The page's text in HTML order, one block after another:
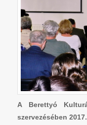
A Berettyó
szervezésében